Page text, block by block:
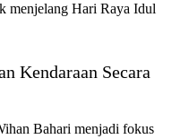
menjelang Hari Raya Idul
Kendaraan Secara
Bahari menjadi fokus